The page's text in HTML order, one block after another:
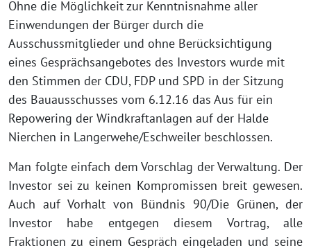
Ohne die Möglichkeit zur Kenntnisnahme aller
Einwendungen der Bürger durch die
Ausschussmitglieder und ohne Berücksichtigung
eines Gesprächsangebotes des Investors wurde mit
den Stimmen der CDU, FDP und SPD in der Sitzung
des Bauausschusses vom 6.12.16 das Aus für ein
Repowering der Windkraftanlagen auf der Halde
Nierchen in Langerwehe/Eschweiler beschlossen.
Man folgte einfach dem Vorschlag der Verwaltung. Der
Investor sei zu keinen Kompromissen breit gewesen.
Auch auf Vorhalt von Bündnis 90/Die Grünen, der
Investor habe entgegen diesem Vortrag, alle
Fraktionen zu einem Gespräch eingeladen und seine